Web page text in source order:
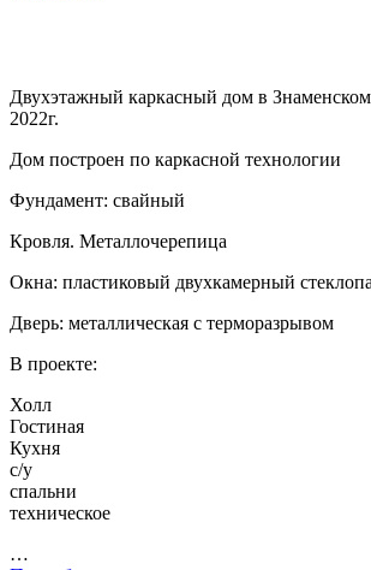
Двухэтажный каркасный дом в
2022г.
Дом построен по каркасной технологии
Фундамент: свайный
Кровля. Металлочерепица
Окна: пластиковый двухкамерный
Дверь: металлическая с терморазрывом
В проекте:
Холл
Гостиная
Кухня
с/у
спальни
техническое
…